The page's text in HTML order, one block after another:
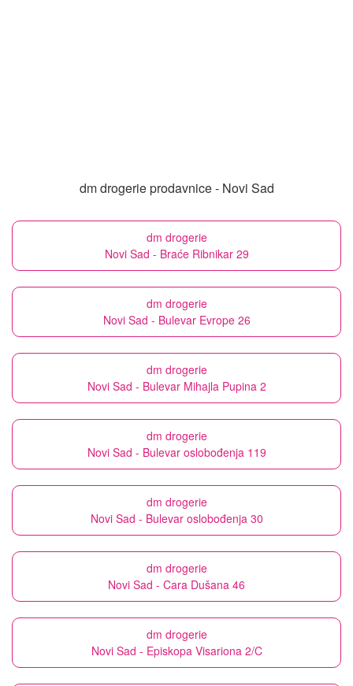
dm drogerie prodavnice - Novi Sad
dm drogerie
Novi Sad - Braće Ribnikar 29
dm drogerie
Novi Sad - Bulevar Evrope 26
dm drogerie
Novi Sad - Bulevar Mihajla Pupina 2
dm drogerie
Novi Sad - Bulevar oslobođenja 119
dm drogerie
Novi Sad - Bulevar oslobođenja 30
dm drogerie
Novi Sad - Cara Dušana 46
dm drogerie
Novi Sad - Episkopa Visariona 2/C